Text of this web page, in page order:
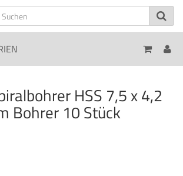
HSS 7,5 x 4,2
Bohrer 10 Stück